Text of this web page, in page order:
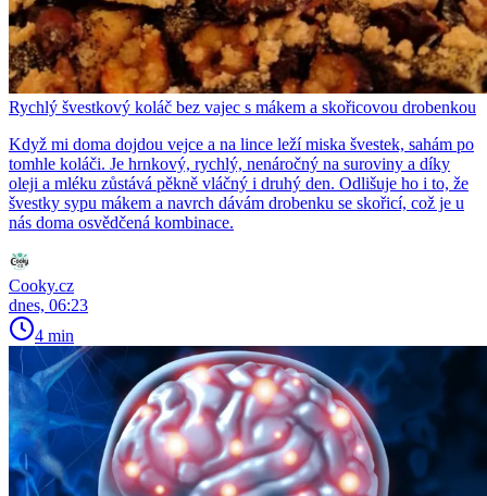
Rychlý švestkový koláč bez vajec s mákem a skořicovou drobenkou
Když mi doma dojdou vejce a na lince leží miska švestek, sahám po
tomhle koláči. Je hrnkový, rychlý, nenáročný na suroviny a díky
oleji a mléku zůstává pěkně vláčný i druhý den. Odlišuje ho i to, že
švestky sypu mákem a navrch dávám drobenku se skořicí, což je u
nás doma osvědčená kombinace.
Cooky.cz
dnes, 06:23
4 min